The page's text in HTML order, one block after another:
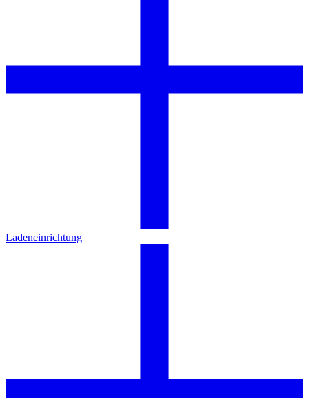
Ladeneinrichtung